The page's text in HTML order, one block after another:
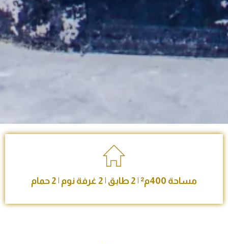
مساحة 400م² | 2 طابق | 2 غرفة نوم | 2 حمام